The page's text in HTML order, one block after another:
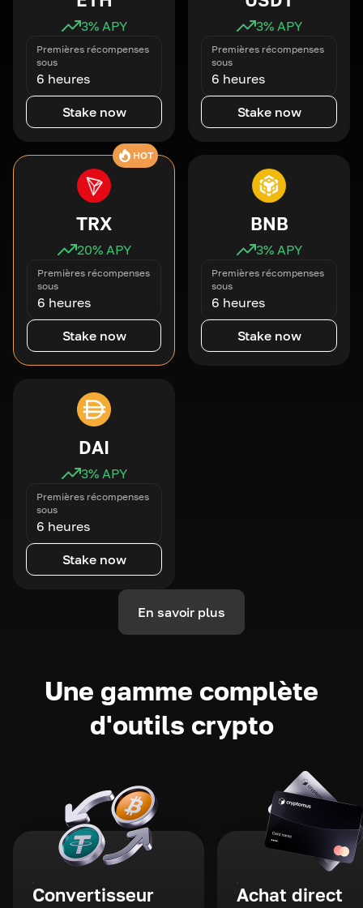
3% APY
Premières récompenses
sous
6 heures
Stake now
3% APY
Premières récompenses
sous
6 heures
Stake now
HOT
TRX
20% APY
Premières récompenses
sous
6 heures
Stake now
BNB
3% APY
Premières récompenses
sous
6 heures
Stake now
DAI
3% APY
Premières récompenses
sous
6 heures
Stake now
En savoir plus
Une gamme complète
d'outils crypto
Convertisseur Achat direct